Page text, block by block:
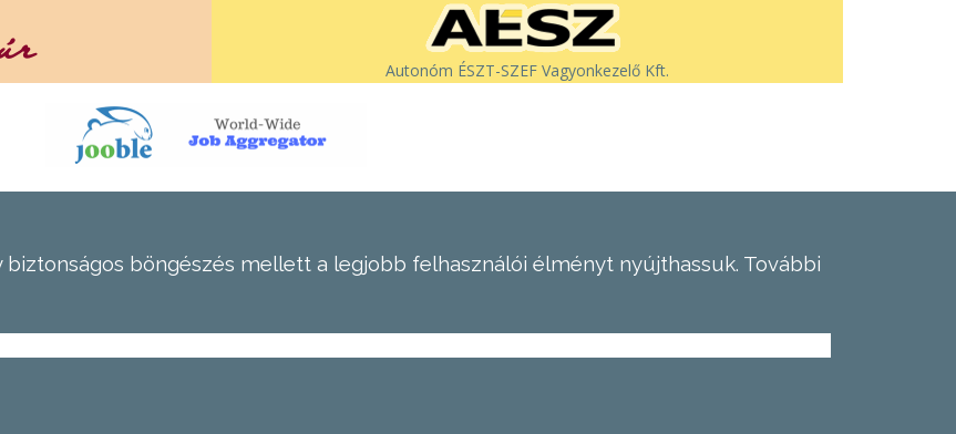
Autonóm ÉSZT-SZEF Vagyonkezelő Kft.
böngészés mellett a legjobb felhasználói élményt nyújthassuk. További